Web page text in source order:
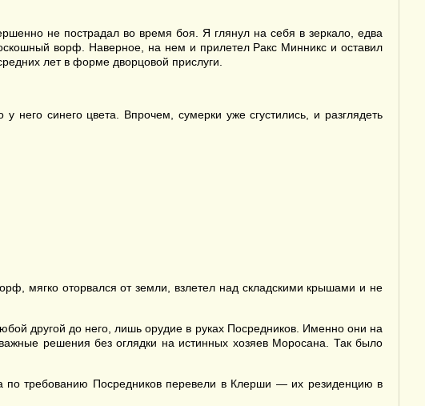
не пострадал во время боя. Я глянул на себя в зеркало, едва
ворф. Наверное, на нем и прилетел Ракс Минникс и оставил
лет в форме дворцовой прислуги.
синего цвета. Впрочем, сумерки уже сгустились, и разглядеть
мягко оторвался от земли, взлетел над складскими крышами и не
другой до него, лишь орудие в руках Посредников. Именно они на
решения без оглядки на истинных хозяев Моросана. Так было
требованию Посредников перевели в Клерши — их резиденцию в